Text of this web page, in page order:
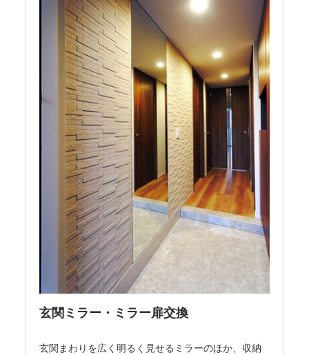
玄関ミラー・ミラー扉交換
玄関まわりを広く明るく見せるミラーのほか、収納